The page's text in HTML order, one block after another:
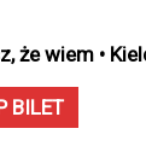
że wiem •
BILET